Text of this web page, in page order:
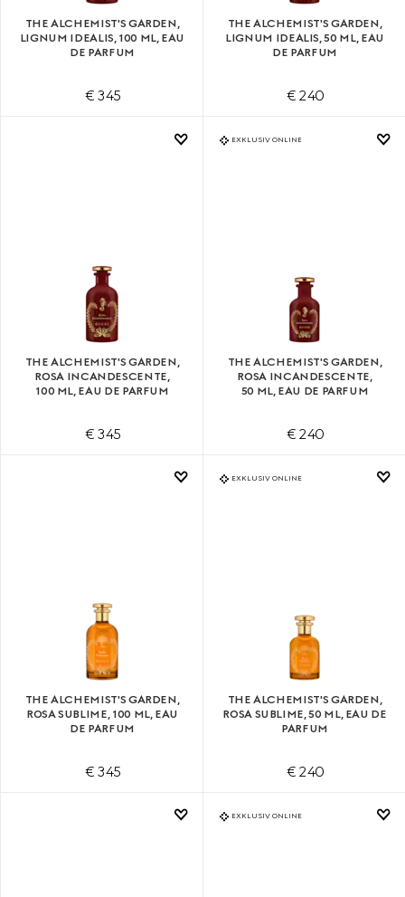
THE ALCHEMIST'S GARDEN,
LIGNUM IDEALIS, 100 ML, EAU
DE PARFUM
€ 345
THE ALCHEMIST'S GARDEN,
LIGNUM IDEALIS, 50 ML, EAU
DE PARFUM
€ 240
THE ALCHEMIST'S GARDEN,
ROSA INCANDESCENTE,
100 ML, EAU DE PARFUM
€ 345
EXKLUSIV ONLINE
THE ALCHEMIST'S GARDEN,
ROSA INCANDESCENTE,
50 ML, EAU DE PARFUM
€ 240
THE ALCHEMIST'S GARDEN,
ROSA SUBLIME, 100 ML, EAU
DE PARFUM
€ 345
EXKLUSIV ONLINE
THE ALCHEMIST'S GARDEN,
ROSA SUBLIME, 50 ML, EAU DE
PARFUM
€ 240
EXKLUSIV ONLINE